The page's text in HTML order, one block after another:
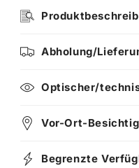
Abholung/
Optischer/
Vor-Ort-
Begrenzte